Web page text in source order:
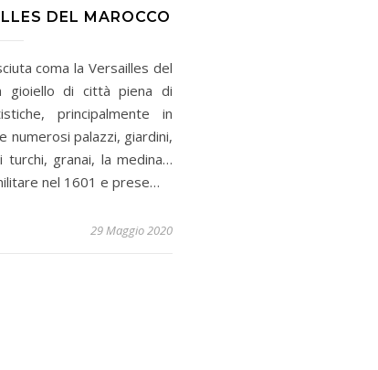
DEL MAROCCO
coma la Versailles del
gioiello di città piena di
principalmente in
numerosi palazzi, giardini,
turchi, granai, la medina…
nel 1601 e prese…
29 Maggio 2020